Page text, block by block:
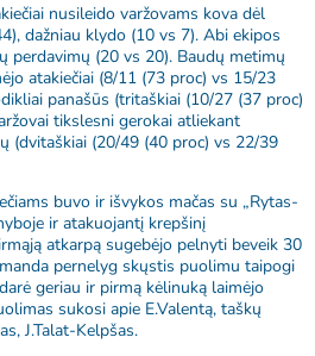
nusileido varžovams kova dėl
dažniau klydo (10 vs 7). Abi ekipos
perdavimų (20 vs 20). Baudų metimų
atakiečiai (8/11 (73 proc) vs 15/23
panašūs (tritaškiai (10/27 (37 proc)
tikslesni gerokai atliekant
(dvitaškiai (20/49 (40 proc) vs 22/39
buvo ir išvykos mačas su „Rytas-
ir atakuojantį krepšinį
atkarpą sugebėjo pelnyti beveik 30
pernelyg skųstis puolimu taipogi
geriau ir pirmą kėlinuką laimėjo
sukosi apie E.Valentą, taškų
J.Talat-Kelpšas.